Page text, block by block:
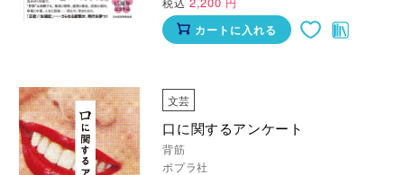
カートに入れる
文芸
口に関するアンケート
背筋
ポプラ社